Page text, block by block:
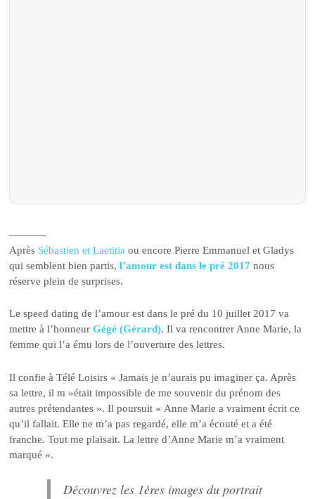
———–
Après Sébastien et Laetitia ou encore Pierre Emmanuel et Gladys
qui semblent bien partis,l’amour est dans le pré 2017 nous
réserve plein de surprises.
Le speed dating de l’amour est dans le pré du 10 juillet 2017 va
mettre à l’honneurGégé (Gérard). Il va rencontrer Anne Marie, la
femme qui l’a ému lors de l’ouverture des lettres.
Il confie à Télé Loisirs « Jamais je n’aurais pu imaginer ça. Après
sa lettre, il m »était impossible de me souvenir du prénom des
autres prétendantes ». Il poursuit « Anne Marie a vraiment écrit ce
qu’il fallait. Elle ne m’a pas regardé, elle m’a écouté et a été
franche. Tout me plaisait. La lettre d’Anne Marie m’a vraiment
marqué ».
Découvrez les 1ères images du portrait